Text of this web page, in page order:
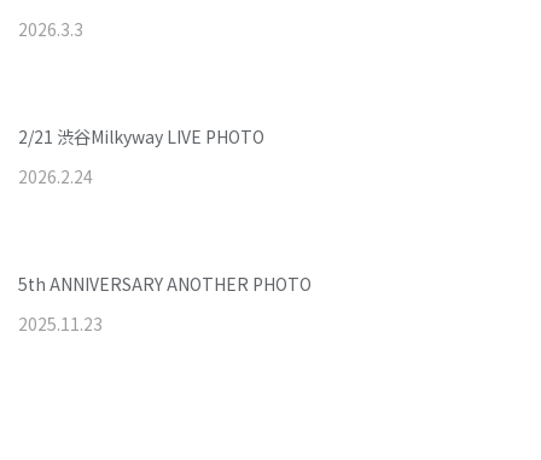
2026.3.3
2/21 渋谷Milkyway LIVE PHOTO
2026.2.24
5th ANNIVERSARY ANOTHER PHOTO
2025.11.23